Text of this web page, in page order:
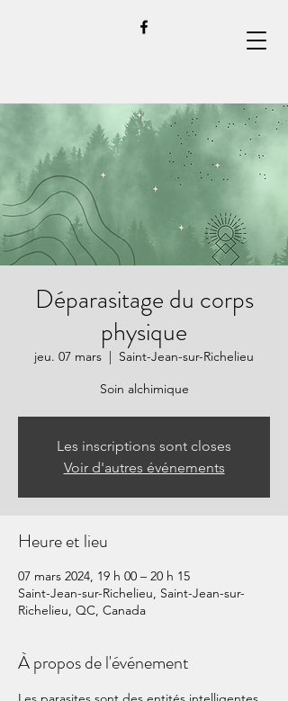
Déparasitage du corps
physique
jeu. 07 mars
  |
Saint-Jean-sur-Richelieu
Soin alchimique
Les inscriptions sont closes
Voir d'autres événements
Heure et lieu
07 mars 2024, 19 h 00 – 20 h 15
Saint-Jean-sur-Richelieu, Saint-Jean-sur-
Richelieu, QC, Canada
À propos de l'événement